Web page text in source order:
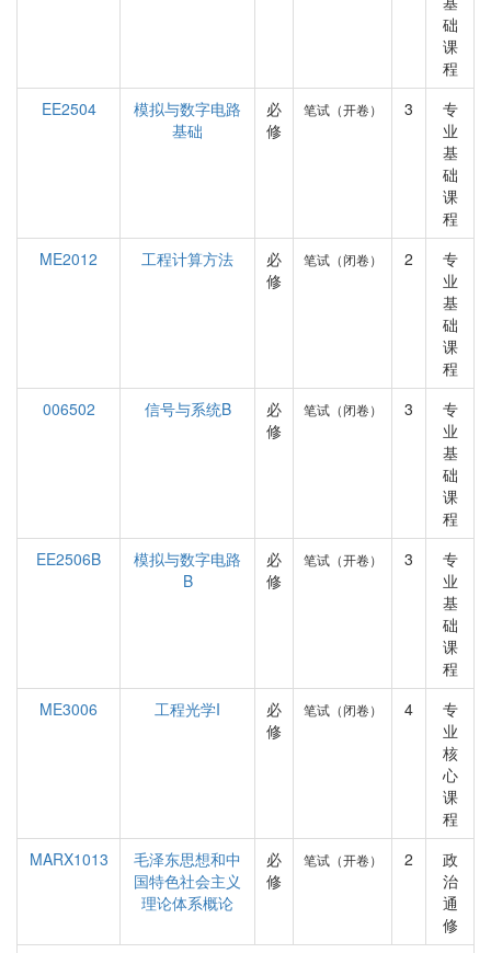
础
课
程
EE2504
模拟与数字电路
基础
必
修
笔试（开卷） 3
专
业
基
础
课
程
ME2012
工程计算方法
必
修
笔试（闭卷） 2
专
业
基
础
课
程
006502
信号与系统B
必
修
笔试（闭卷） 3
专
业
基
础
课
程
EE2506B
模拟与数字电路
B
必
修
笔试（开卷） 3
专
业
基
础
课
程
ME3006
工程光学I
必
修
笔试（闭卷） 4
专
业
核
心
课
程
MARX1013
毛泽东思想和中
国特色社会主义
理论体系概论
必
修
笔试（开卷） 2
政
治
通
修